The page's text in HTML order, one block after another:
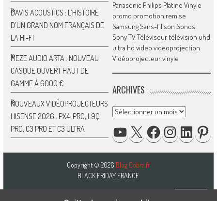
DAVIS ACOUSTICS : L’HISTOIRE
D’UN GRAND NOM FRANÇAIS DE
LA HI-FI
MEZE AUDIO ARTA : NOUVEAU
CASQUE OUVERT HAUT DE
GAMME À 6000 €
NOUVEAUX VIDÉOPROJECTEURS
HISENSE 2026 : PX4-PRO, L9Q
PRO, C3 PRO ET C3 ULTRA
Panasonic Philips Platine Vinyle
promo promotion remise
SamsungSans-fil son Sonos
SonyTVTéléviseur télévision uhd
ultra hd video videoprojection
Vidéoprojecteurvinyle
ARCHIVES
Archives
YOUTUBE INSTAGRAM
Copyright © 2026 Blog Cobra.fr
BLACK FRIDAY FRANCE